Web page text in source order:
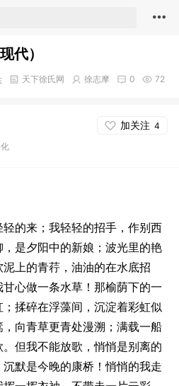
代）
72
0
徐志摩
天下徐氏网
加关注 4
的来；我轻轻的招手，作别西
是夕阳中的新娘；波光里的艳
上的青荇，油油的在水底招
心做一条水草！那榆荫下的一
揉碎在浮藻间，沉淀着彩虹似
向青草更青处漫溯；满载一船
但我不能放歌，悄悄是别离的
默是今晚的康桥！悄悄的我走